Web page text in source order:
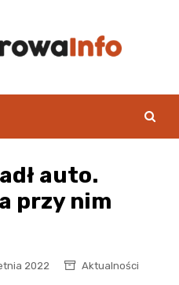
auto.
przy nim
2022 Aktualności